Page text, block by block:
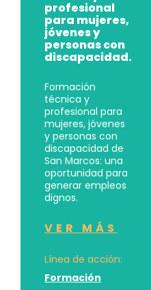
profesional
para mujeres,
jóvenes y
personas con
discapacidad.
Formación
técnica y
profesional para
mujeres, jóvenes
y personas con
discapacidad de
San Marcos: una
oportunidad para
generar empleos
dignos.
VER MÁS
Línea de acción:
Formación